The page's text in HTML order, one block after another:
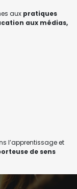
aux pratiques
aux médias,
l’apprentissage et
de sens